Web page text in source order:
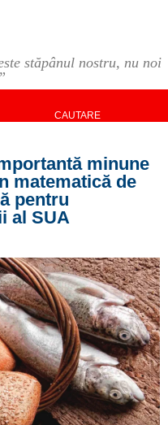
stăpânul nostru, nu noi
”
CAUTARE
minune
matematică de
pentru
al SUA